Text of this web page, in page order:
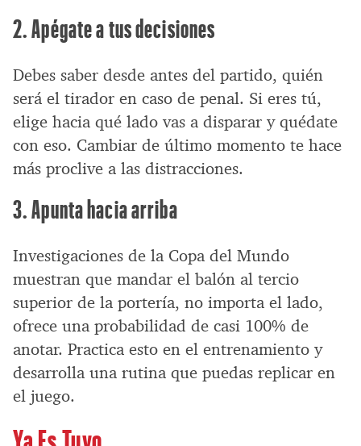
2. Apégate a tus decisiones
Debes saber desde antes del partido, quién
será el tirador en caso de penal. Si eres tú,
elige hacia qué lado vas a disparar y quédate
con eso. Cambiar de último momento te hace
más proclive a las distracciones.
3. Apunta hacia arriba
Investigaciones de la Copa del Mundo
muestran que mandar el balón al tercio
superior de la portería, no importa el lado,
ofrece una probabilidad de casi 100% de
anotar. Practica esto en el entrenamiento y
desarrolla una rutina que puedas replicar en
el juego.